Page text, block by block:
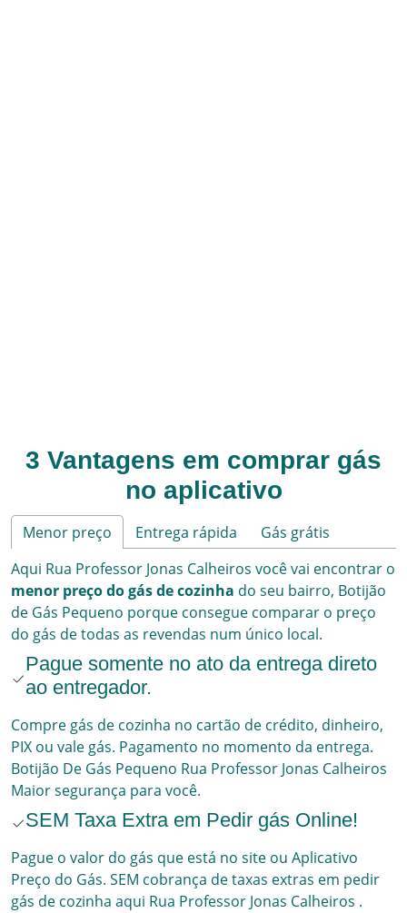
3 Vantagens em comprar gás
no aplicativo
Menor preço Entrega rápida
Gás grátis
Aqui Rua Professor Jonas Calheiros você vai encontrar o
menor preço do gás de cozinha do seu bairro, Botijão
de Gás Pequeno porque consegue comparar o preço
do gás de todas as revendas num único local.
Pague somente no ato da entrega direto
ao entregador.
Compre gás de cozinha no cartão de crédito, dinheiro,
PIX ou vale gás. Pagamento no momento da entrega.
Botijão De Gás Pequeno Rua Professor Jonas Calheiros
Maior segurança para você.
SEM Taxa Extra em Pedir gás Online!
Pague o valor do gás que está no site ou Aplicativo
Preço do Gás. SEM cobrança de taxas extras em pedir
gás de cozinha aqui Rua Professor Jonas Calheiros .